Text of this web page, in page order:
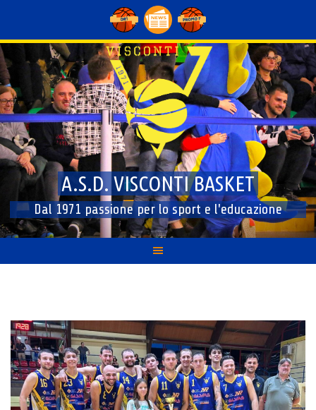
content
A.S.D. VISCONTI BASKET
Dal 1971 passione per lo sport e l'educazione